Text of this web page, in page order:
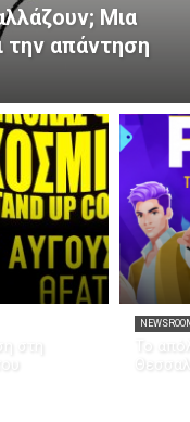
Μια
την απάντηση
στη
Το